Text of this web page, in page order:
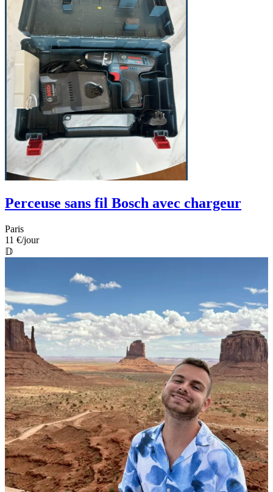
Perceuse sans fil Bosch avec chargeur
Paris
11 €/jour
𝔻